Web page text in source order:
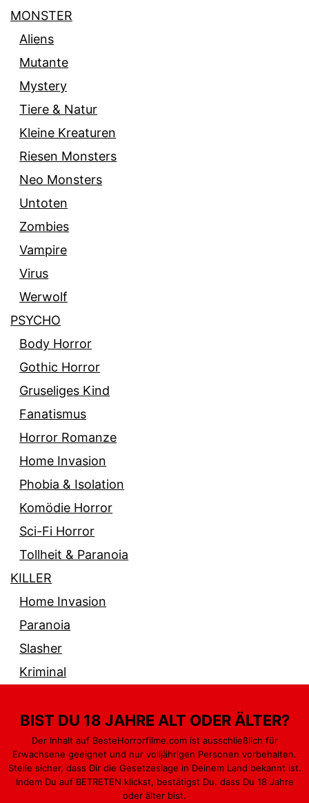
MONSTER
Aliens
Mutante
Mystery
Tiere & Natur
Kleine Kreaturen
Riesen Monsters
Neo Monsters
Untoten
Zombies
Vampire
Virus
Werwolf
PSYCHO
Body Horror
Gothic Horror
Gruseliges Kind
Fanatismus
Horror Romanze
Home Invasion
Phobia & Isolation
Komödie Horror
Sci-Fi Horror
Tollheit & Paranoia
KILLER
Home Invasion
Paranoia
Slasher
Kriminal
PARANORMAL GEWALT & BLUT MONSTER
PSYCHO KILLER
BIST DU 18 JAHRE ALT ODER ÄLTER?
Der Inhalt auf BesteHorrorfilme.com ist ausschließlich für
Erwachsene geeignet und nur volljährigen Personen vorbehalten.
Stelle sicher, dass Dir die Gesetzeslage in Deinem Land bekannt ist.
Indem Du auf BETRETEN klickst, bestätigst Du, dass Du 18 Jahre
oder älter bist.